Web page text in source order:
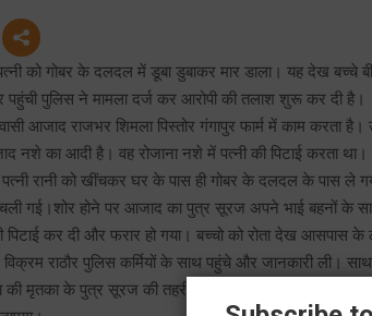
को गोबर के दलदल में डूबा डुबाकर मार डाला। यह देख बच्चे
पहुंची पुलिस ने मामला दर्ज कर आरोपी की तलाश शुरू कर दी है।
आजाद राजभर शिमला पिस्तोर गंगापुर फार्म में काम करता
नशे का आदी है। वह रोजाना नशे में पत्नी की पिटाई करता
रानी को खींचकर घर के पास ही गोबर के दलदल के पास ले
गई।शोर होने पर आजाद का पुत्र सूरज अपने भाई बहनों के
कर दी और फरार हो गया। बच्चो को रोता देख आसपास
राठौर पुलिस कर्मियों के साथ पहुंचे और जानकारी ली।
की मृतका के पुत्र सूरज की तहरीर पर आजाद राजभर के विरुद्ध